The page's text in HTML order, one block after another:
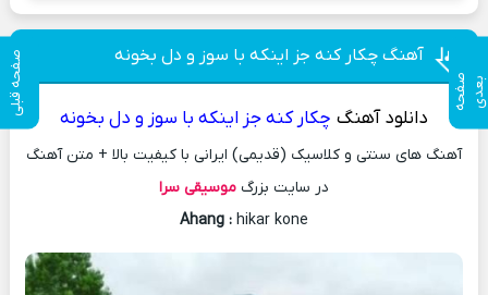
آهنگ چکار کنه جز اینکه با سوز و دل بخونه
دانلود آهنگ چکار کنه جز اینکه با سوز و دل بخونه
آهنگ های سنتی و کلاسیک (قدیمی) ایرانی با کیفیت بالا + متن آهنگ
در سایت بزرگ موسیقی سرا
Ahang : hikar kone
ص
ف
ح
ه ب ع
د ی صفحه قبلی